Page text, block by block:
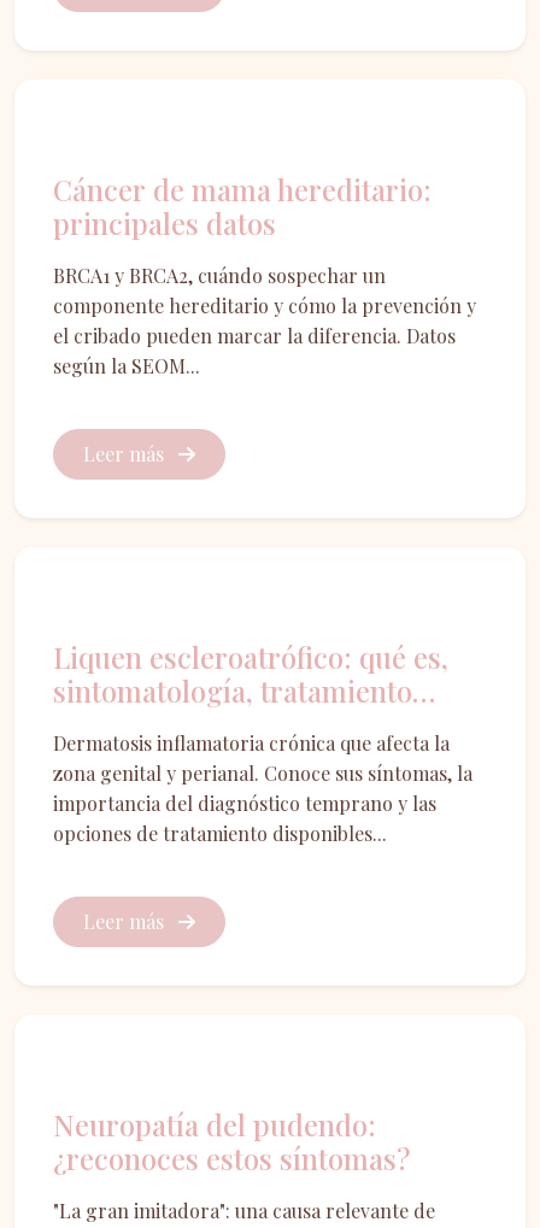
Cáncer de mama hereditario:
principales datos
BRCA1 y BRCA2, cuándo sospechar un
componente hereditario y cómo la prevención y
el cribado pueden marcar la diferencia. Datos
según la SEOM...
Leer más
Liquen escleroatrófico: qué es,
sintomatología, tratamiento…
Dermatosis inflamatoria crónica que afecta la
zona genital y perianal. Conoce sus síntomas, la
importancia del diagnóstico temprano y las
opciones de tratamiento disponibles...
Leer más
Neuropatía del pudendo:
¿reconoces estos síntomas?
"La gran imitadora": una causa relevante de